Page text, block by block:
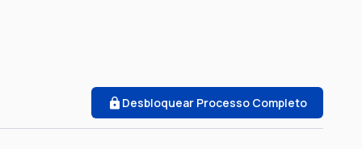
Desbloquear Processo Completo